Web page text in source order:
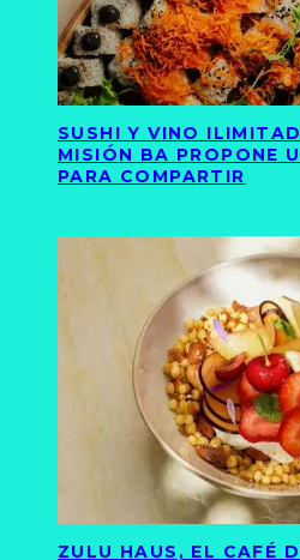
SUSHI Y VINO
MISIÓN BA PROPONE
PARA COMPARTIR
ZULU HAUS, EL CAFÉ